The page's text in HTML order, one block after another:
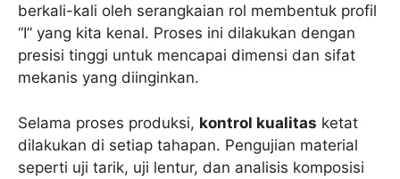
berkali-kali oleh serangkaian rol membentuk profil
“I” yang kita kenal. Proses ini dilakukan dengan
presisi tinggi untuk mencapai dimensi dan sifat
mekanis yang diinginkan.
Selama proses produksi, kontrol kualitas ketat
dilakukan di setiap tahapan. Pengujian material
seperti uji tarik, uji lentur, dan analisis komposisi